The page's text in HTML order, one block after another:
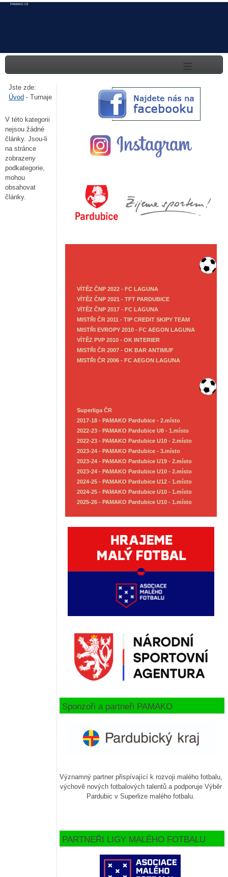
PAMAKO.CZ
≡
Jste zde:
Úvod - Turnaje
V této kategorii
nejsou žádné
články. Jsou-li
na stránce
zobrazeny
podkategorie,
mohou
obsahovat
články.
VÍTĚZ ČNP 2022 - FC LAGUNA
VÍTĚZ ČNP 2021 - TFT PARDUBICE
VÍTĚZ ČNP 2017 - FC LAGUNA
MISTŘI ČR 2011 - TIP CREDIT SKIPY TEAM
MISTŘI EVROPY 2010 - FC AEGON LAGUNA
VÍTĚZ PVP 2010 - OK INTERIER
MISTŘI ČR 2007 - OK BAR ANTIMUF
MISTŘI ČR 2006 - FC AEGON LAGUNA
Superliga ČR
2017-18 - PAMAKO Pardubice - 2.místo
2022-23 - PAMAKO Pardubice U8 - 1.místo
2022-23 - PAMAKO Pardubice U10 - 2.místo
2023-24 - PAMAKO Pardubice - 3.místo
2023-24 - PAMAKO Pardubice U19 - 2.místo
2023-24 - PAMAKO Pardubice U10 - 2.místo
2024-25 - PAMAKO Pardubice U12 - 1.místo
2024-25 - PAMAKO Pardubice U10 - 1.místo
2025-26 - PAMAKO Pardubice U10 - 1.místo
Sponzoři a partneři PAMAKO
Významný partner přispívající k rozvoji malého fotbalu,
výchově nových fotbalových talentů a podporuje Výběr
Pardubic v Superlize malého fotbalu.
PARTNEŘI LIGY MALÉHO FOTBALU